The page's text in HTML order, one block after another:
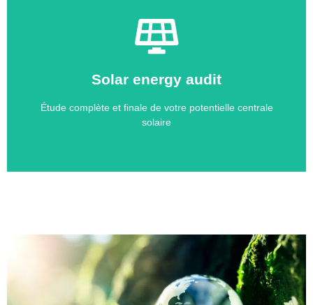
Solar energy audit
Étude complète et finale de votre potentielle centrale
solaire
Connaissance précise des économies d'énergie futures,
d'offres et comparaison facile entre fournisseurs
Contact